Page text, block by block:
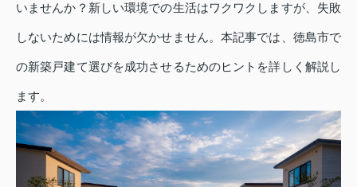
いませんか？新しい環境での生活はワクワクしますが、失敗
しないためには情報が欠かせません。本記事では、徳島市で
の新築戸建て選びを成功させるためのヒントを詳しく解説し
ます。